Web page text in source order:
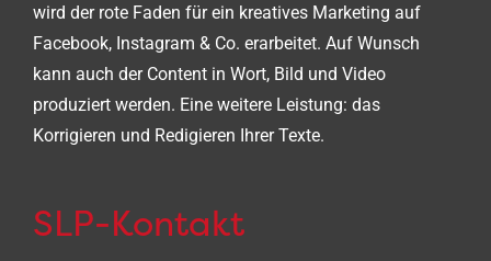
wird der rote Faden für ein kreatives Marketing auf
Facebook, Instagram & Co. erarbeitet. Auf Wunsch
kann auch der Content in Wort, Bild und Video
produziert werden. Eine weitere Leistung: das
Korrigieren und Redigieren Ihrer Texte.
SLP-Kontakt